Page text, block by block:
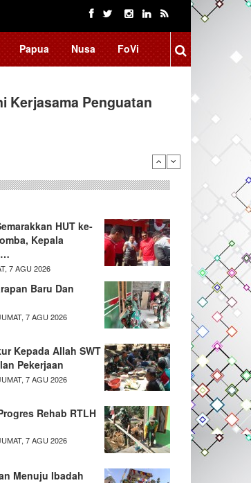
Papua Nusa FoVi
Kerjasama Penguatan
HUT ke-
Kepala
7 AGU 2026
Baru Dan
7 AGU 2026
Kepada Allah SWT
Pekerjaan
7 AGU 2026
Rehab RTLH
7 AGU 2026
Menuju Ibadah